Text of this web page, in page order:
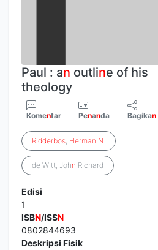
Paul : an outline of his
theology
Komentar Penanda Bagikan
Ridderbos, Herman N.
de Witt, John Richard
Edisi
1
ISBN/ISSN
0802844693
Deskripsi Fisik